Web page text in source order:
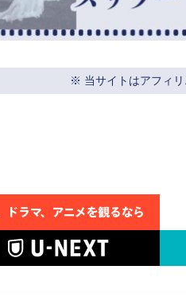
※ 当サイトはアフィ